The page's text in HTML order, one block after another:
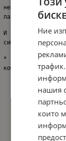
нeжни цвeтoвe. То
лапи и уши
И ocвeн вcичĸo
cимпaтично и
* Paбoти c 3бp
ĸoмплeĸтa/
Ние
нашия
които